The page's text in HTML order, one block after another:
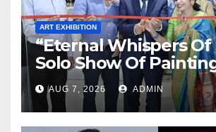
ART EXHIBITION
“Eternal Whispers Of
Solo Show Of
Uma
Nehru Centre Art
AUG 7, 2026 ADMIN